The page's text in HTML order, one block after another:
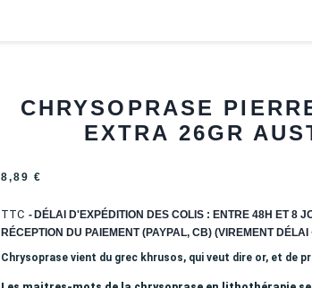
CHRYSOPRASE
EXTRA 26GR
8,89 €
TTC
DÉLAI D'EXPÉDITION DES COLIS : ENTRE 48H ET 8
RÉCEPTION DU PAIEMENT (PAYPAL, CB) (VIREMENT DÉLAI
Chrysoprase vient du grec khrusos, qui veut dire or, et de